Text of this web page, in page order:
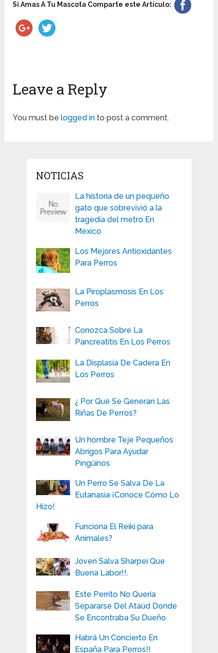
Si Amas A Tu Mascota Comparte este Artículo:
Leave a Reply
You must belogged in to post a comment.
NOTICIAS
La historia de un pequeño
gato que sobrevivió a la
tragedia del metro En
México
Los Mejores Antioxidantes
Para Perros
La Piroplasmosis En Los
Perros
Conozca Sobre La
Pancreatitis En Los Perros
La Displasia De Cadera En
Los Perros
¿ Por Qué Se Generan Las
Riñas De Perros?
Un hombre Teje Pequeños
Abrigos Para Ayudar
Pingüinos
Un Perro Se Salva De La
Eutanasia ¡Conoce Cómo Lo
Hizo!
Funciona El Reiki para
Animales?
Joven Salva Sharpei Que
Buena Labor!!.
Este Perrito No Quería
Separarse Del Ataúd Donde
Se Encontraba Su Dueño
Habrá Un Concierto En
España Para Perros!!